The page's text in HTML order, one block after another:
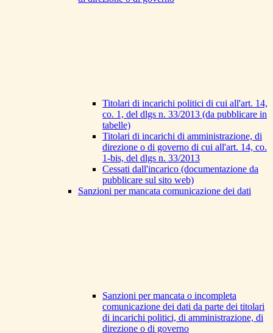
Titolari di incarichi politici di cui all'art. 14,
co. 1, del dlgs n. 33/2013 (da pubblicare in
tabelle)
Titolari di incarichi di amministrazione, di
direzione o di governo di cui all'art. 14, co.
1-bis, del dlgs n. 33/2013
Cessati dall'incarico (documentazione da
pubblicare sul sito web)
Sanzioni per mancata comunicazione dei dati
Sanzioni per mancata o incompleta
comunicazione dei dati da parte dei titolari
di incarichi politici, di amministrazione, di
direzione o di governo